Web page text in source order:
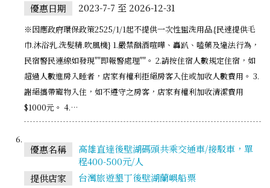
優惠日期
2023-7-7 至 2026-12-31
※因應政府環保政策2525/1/1起不提供一次性盥洗用品.{民速提供毛
巾.沐浴乳.洗髮精.吹風機} 1.嚴禁酗酒喧嘩、轟趴、嗑藥及違法行為，
民宿警民連線如發現""即報警處理""。 2.請按住宿人數規定住宿，如
超過人數進房入睡者，店家有權利拒絕房客入住或加收人數費用。 3.
謝絕攜帶寵物入住，如不遵守之房客，店家有權利加收清潔費用
$1000元。 4.…
優惠名稱
高雄直達後壁湖碼頭共乘交通車/接駁車，單
程400-500元/人
提供店家
台灣旅遊墾丁後壁湖蘭嶼船票